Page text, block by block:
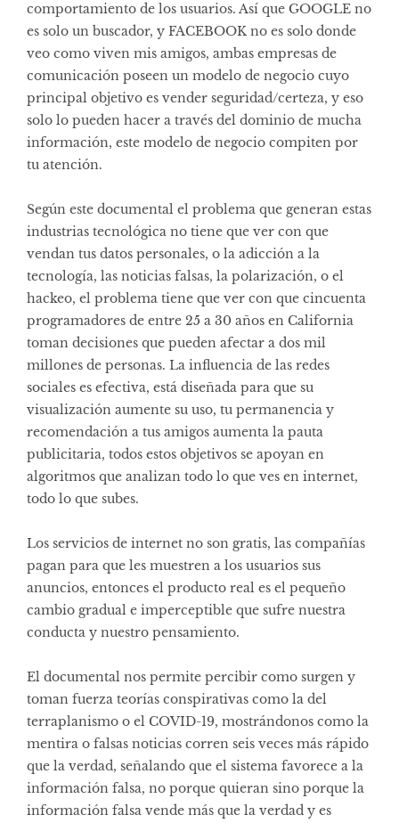
comportamiento de los usuarios. Así que GOOGLE no
es solo un buscador, y FACEBOOK no es solo donde
veo como viven mis amigos, ambas empresas de
comunicación poseen un modelo de negocio cuyo
principal objetivo es vender seguridad/certeza, y eso
solo lo pueden hacer a través del dominio de mucha
información, este modelo de negocio compiten por
tu atención.
Según este documental el problema que generan estas
industrias tecnológica no tiene que ver con que
vendan tus datos personales, o la adicción a la
tecnología, las noticias falsas, la polarización, o el
hackeo, el problema tiene que ver con que cincuenta
programadores de entre 25 a 30 años en California
toman decisiones que pueden afectar a dos mil
millones de personas. La influencia de las redes
sociales es efectiva, está diseñada para que su
visualización aumente su uso, tu permanencia y
recomendación a tus amigos aumenta la pauta
publicitaria, todos estos objetivos se apoyan en
algoritmos que analizan todo lo que ves en internet,
todo lo que subes.
Los servicios de internet no son gratis, las compañías
pagan para que les muestren a los usuarios sus
anuncios, entonces el producto real es el pequeño
cambio gradual e imperceptible que sufre nuestra
conducta y nuestro pensamiento.
El documental nos permite percibir como surgen y
toman fuerza teorías conspirativas como la del
terraplanismo o el COVID-19, mostrándonos como la
mentira o falsas noticias corren seis veces más rápido
que la verdad, señalando que el sistema favorece a la
información falsa, no porque quieran sino porque la
información falsa vende más que la verdad y es